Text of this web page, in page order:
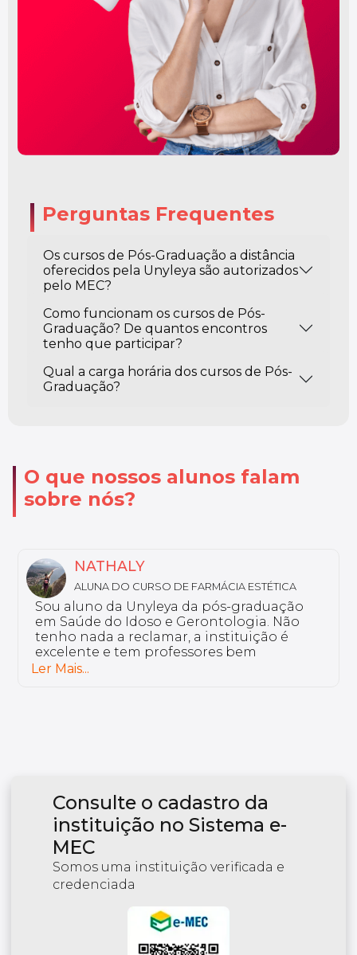
Perguntas Frequentes
Os cursos de Pós-Graduação a distância
oferecidos pela Unyleya são autorizados
pelo MEC?
Como funcionam os cursos de Pós-
Graduação? De quantos encontros
tenho que participar?
Qual a carga horária dos cursos de Pós-
Graduação?
O que nossos alunos falam
sobre nós?
ESTÉTICA
Não
é
ALUNA DO CURSO DE DISLEXIA
DE LEITURA E ESCRITA
Eu curso a pós-graduação em
Distúrbios de Leitura e Escrita.
escolhi o curso Unyleya?
encontro com a minha rotina.
Consulte o cadastro da
instituição no Sistema e-
MEC
Somos uma instituição verificada e
credenciada